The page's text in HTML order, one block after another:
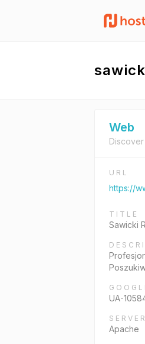
Web
URL
https://
TITLE
Sawicki
UA-
SERVER
Apache